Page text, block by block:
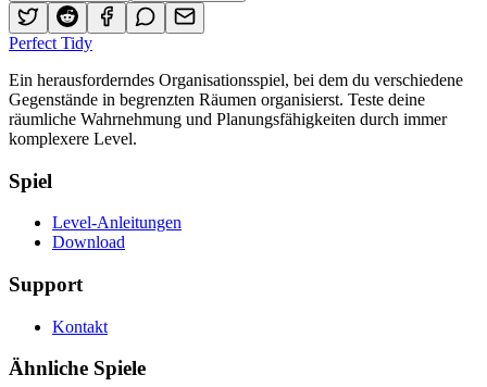
Perfect Tidy
Ein herausforderndes Organisationsspiel, bei dem du verschiedene
Gegenstände in begrenzten Räumen organisierst. Teste deine
räumliche Wahrnehmung und Planungsfähigkeiten durch immer
komplexere Level.
Spiel
Level-Anleitungen
Download
Support
Kontakt
Ähnliche Spiele